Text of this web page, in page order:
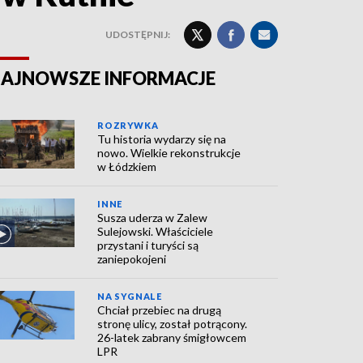
UDOSTĘPNIJ:
INFORMACJE
ROZRYWKA
Tu historia wydarzy się na
nowo. Wielkie rekonstrukcje
w Łódzkiem
INNE
Susza uderza w Zalew
Sulejowski. Właściciele
przystani i turyści są
zaniepokojeni
NA SYGNALE
Chciał przebiec na drugą
stronę ulicy, został potrącony.
26-latek zabrany śmigłowcem
LPR